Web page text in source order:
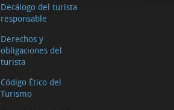
Decálogo del turista
responsable
Derechos y
obligaciones del
turista
Código Ético del
Turismo